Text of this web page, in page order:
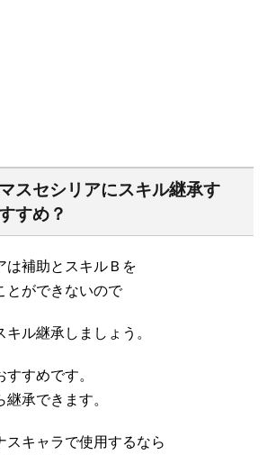
スセシリアにスキル継承す
すめ？
は補助とスキルＢを
とができないので
ル継承しましょう。
すめです。
承できます。
スキャラで使用するなら